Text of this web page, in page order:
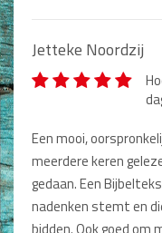
Type nog 50
Jetteke Noordzij
Een mooi,
meerdere keren
gedaan. Een
nadenken stemt en